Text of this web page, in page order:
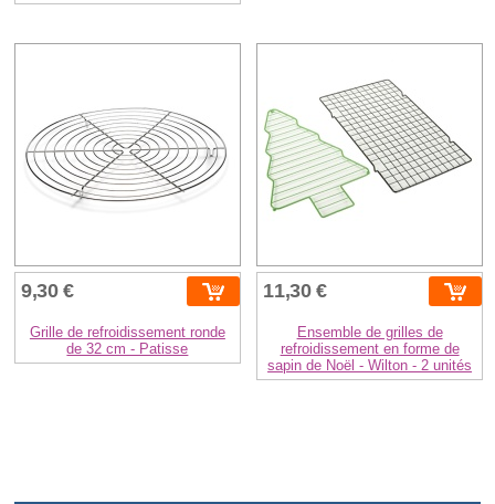
9,30 €
Grille de refroidissement ronde
de 32 cm - Patisse
11,30 €
Ensemble de grilles de
refroidissement en forme de
sapin de Noël - Wilton - 2 unités